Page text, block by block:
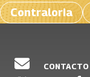
Contraloria
CONTACTO